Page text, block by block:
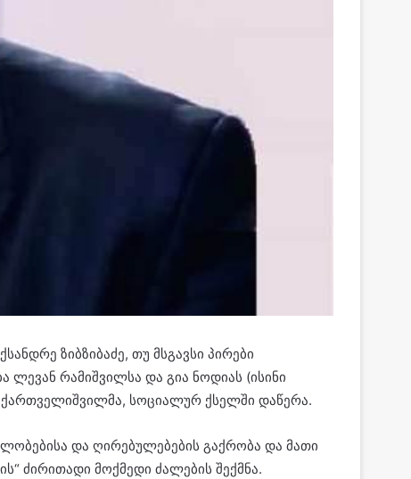
ზიბზიბაძე, თუ მსგავსი პირები
რამიშვილსა და გია ნოდიას (ისინი
ქართველიშვილმა, სოციალურ ქსელში დაწერა.
და ღირებულებების გაქრობა და მათი
ძირითადი მოქმედი ძალების შექმნა.